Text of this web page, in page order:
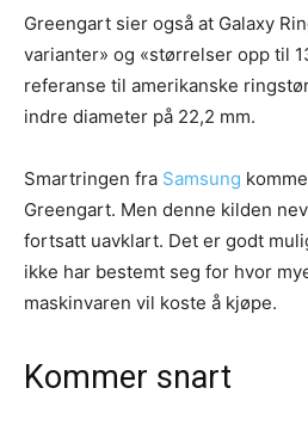
Greengart sier også at Galaxy
varianter» og «størrelser opp til
referanse til amerikanske
indre diameter på 22,2 mm.
Smartringen fra Samsung
Greengart. Men denne kilden
fortsatt uavklart. Det er godt
ikke har bestemt seg for hvor
maskinvaren vil koste å kjøpe.
Kommer snart